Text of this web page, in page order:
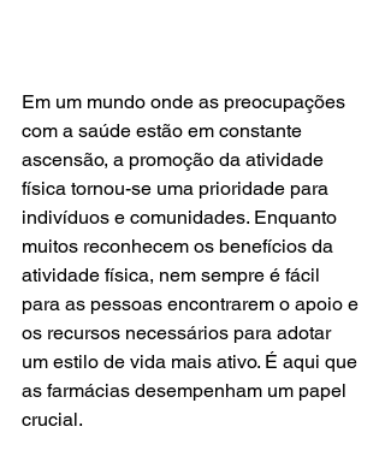
Em um mundo onde as preocupações
com a saúde estão em constante
ascensão, a promoção da atividade
física tornou-se uma prioridade para
indivíduos e comunidades. Enquanto
muitos reconhecem os benefícios da
atividade física, nem sempre é fácil
para as pessoas encontrarem o apoio e
os recursos necessários para adotar
um estilo de vida mais ativo. É aqui que
as farmácias desempenham um papel
crucial.